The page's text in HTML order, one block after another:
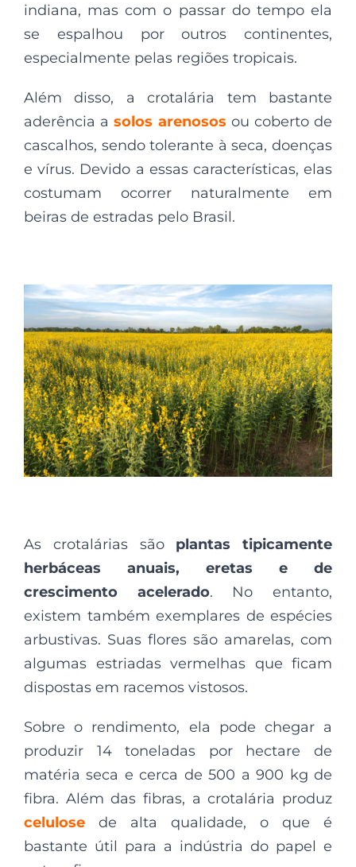
indiana, mas com o passar do tempo ela
se espalhou por outros continentes,
especialmente pelas regiões tropicais.
Além disso, a crotalária tem bastante
aderência asolos arenosos ou coberto de
cascalhos, sendo tolerante à seca, doenças
e vírus. Devido a essas características, elas
costumam ocorrer naturalmente em
beiras de estradas pelo Brasil.
As crotalárias são plantas tipicamente
herbáceas anuais, eretas e de
crescimento acelerado. No entanto,
existem também exemplares de espécies
arbustivas. Suas flores são amarelas, com
algumas estriadas vermelhas que ficam
dispostas em racemos vistosos.
Sobre o rendimento, ela pode chegar a
produzir 14 toneladas por hectare de
matéria seca e cerca de 500 a 900 kg de
fibra. Além das fibras, a crotalária produz
celulose
de alta qualidade, o que é
bastante útil para a indústria do papel e